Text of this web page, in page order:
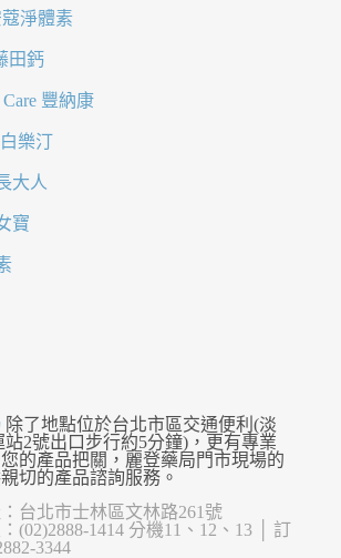
淨體素
田鈣
Care 豐納康
樂汀
大人
寶
除了地點位於台北市區交通便利(淡
站2號出口步行約5分鐘)，更有專業
的產品把關，麗登藥局門市現場的
切的產品諮詢服務。
台北市士林區文林路261號
(02)2888-1414 分機11、12、13 │ 訂
3344